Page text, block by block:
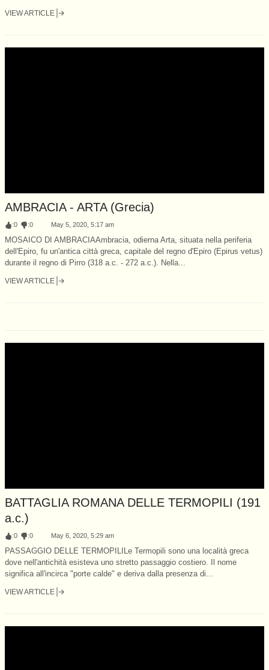
VIEW ARTICLE
AMBRACIA - ARTA (Grecia)
:0 :0 May 5, 2020, 5:17 am
MOSAICO DI AMBRACIAAmbracia, odierna Arta, situata nella periferia
dell'Epiro, fu un'antica città greca, capitale del regno d'Epiro (Epirus vetus)
durante il regno di Pirro (318 a.c. - 272 a.c.). Nella...
VIEW ARTICLE
BATTAGLIA ROMANA DELLE TERMOPILI (191
a.c.)
:0 :0 May 6, 2020, 5:29 am
PASSAGGIO DELLE TERMOPILILe Termopili sono una località greca
dove nell'antichità esisteva uno stretto passaggio costiero. Il nome
significa all'incirca "porte calde" e deriva dalla presenza di...
VIEW ARTICLE